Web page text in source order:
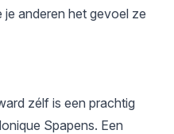
anderen het gevoel ze
zélf is een prachtig
Spapens. Een